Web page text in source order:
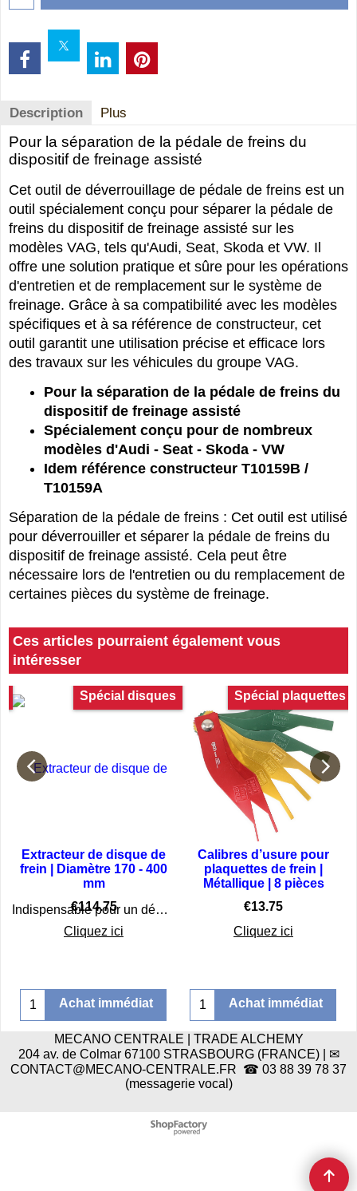
Description Plus
Pour la séparation de la pédale de freins du
dispositif de freinage assisté
Cet outil de déverrouillage de pédale de freins est un
outil spécialement conçu pour séparer la pédale de
freins du dispositif de freinage assisté sur les
modèles VAG, tels qu'Audi, Seat, Skoda et VW. Il
offre une solution pratique et sûre pour les opérations
d'entretien et de remplacement sur le système de
freinage. Grâce à sa compatibilité avec les modèles
spécifiques et à sa référence de constructeur, cet
outil garantit une utilisation précise et efficace lors
des travaux sur les véhicules du groupe VAG.
Pour la séparation de la pédale de freins du
dispositif de freinage assisté
Spécialement conçu pour de nombreux
modèles d'Audi - Seat - Skoda - VW
Idem référence constructeur T10159B /
T10159A
Séparation de la pédale de freins : Cet outil est utilisé
pour déverrouiller et séparer la pédale de freins du
dispositif de freinage assisté. Cela peut être
nécessaire lors de l'entretien ou du remplacement de
certaines pièces du système de freinage.
Ces articles pourraient également vous
intéresser
Spécial disques
Extracteur de disque de
frein | Diamètre 170 - 400
mm
€114.75
Indispensable pour un démontage rapide et sûr des disques de frein
Cliquez ici
Achat immédiat
Spécial plaquettes
Calibres d’usure pour
plaquettes de frein |
Métallique | 8 pièces
€13.75
Cliquez ici
Achat immédiat
MECANO CENTRALE | TRADE ALCHEMY
204 av. de Colmar 67100 STRASBOURG (FRANCE) | ✉
CONTACT@MECANO-CENTRALE.FR ☎ 03 88 39 78 37
(messagerie vocal)
Boutique en ligne créés
avec le logiciel